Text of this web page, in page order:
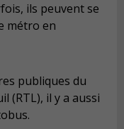
ils peuvent se
métro en
publiques du
(RTL), il y a aussi